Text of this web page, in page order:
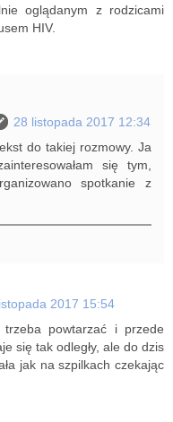
oglądanym z rodzicami
HIV.
28 listopada 2017 12:34
do takiej rozmowy. Ja
się tym,
spotkanie z
2017 15:54
powtarzać i przede
się tak odległy, ale do dzis
jak na szpilkach czekając